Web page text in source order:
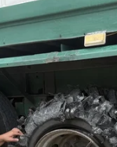
đẩy hợp tác